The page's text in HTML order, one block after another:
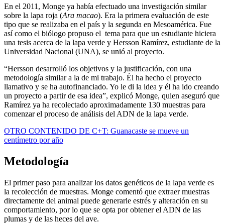
En el 2011, Monge ya había efectuado una investigación similar
sobre la lapa roja (Ara macao). Era la primera evaluación de este
tipo que se realizaba en el país y la segunda en Mesoamérica. Fue
así como el biólogo propuso el tema para que un estudiante hiciera
una tesis acerca de la lapa verde y Hersson Ramírez, estudiante de la
Universidad Nacional (UNA), se unió al proyecto.
“Hersson desarrolló los objetivos y la justificación, con una
metodología similar a la de mi trabajo. Él ha hecho el proyecto
llamativo y se ha autofinanciado. Yo le di la idea y él ha ido creando
un proyecto a partir de esa idea”, explicó Monge, quien aseguró que
Ramírez ya ha recolectado aproximadamente 130 muestras para
comenzar el proceso de análisis del ADN de la lapa verde.
OTRO CONTENIDO DE C+T: Guanacaste se mueve un
centímetro por año
Metodología
El primer paso para analizar los datos genéticos de la lapa verde es
la recolección de muestras. Monge comentó que extraer muestras
directamente del animal puede generarle estrés y alteración en su
comportamiento, por lo que se opta por obtener el ADN de las
plumas y de las heces del ave.